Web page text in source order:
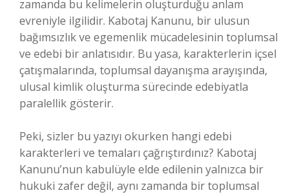
zamanda bu kelimelerin oluşturduğu anlam
evreniyle ilgilidir. Kabotaj Kanunu, bir ulusun
bağımsızlık ve egemenlik mücadelesinin toplumsal
ve edebi bir anlatısıdır. Bu yasa, karakterlerin içsel
çatışmalarında, toplumsal dayanışma arayışında,
ulusal kimlik oluşturma sürecinde edebiyatla
paralellik gösterir.
Peki, sizler bu yazıyı okurken hangi edebi
karakterleri ve temaları çağrıştırdınız? Kabotaj
Kanunu’nun kabulüyle elde edilenin yalnızca bir
hukuki zafer değil, aynı zamanda bir toplumsal